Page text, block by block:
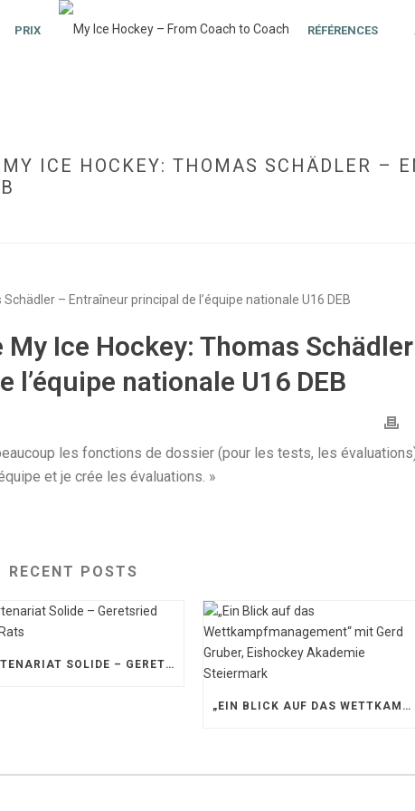
PRIX RÉFÉRENCES
ICE HOCKEY: THOMAS SCHÄDLER –
Ice Hockey: Thomas Schädler
nationale U16 DEB
les fonctions de dossier (pour les tests, les
et je crée les évaluations. »
RECENT POSTS
PARTENARIAT SOLIDE – GERETSRIED RIVER RATS
„EIN BLICK AUF DAS WETTKAMPFMANAGEMENT“ MIT GERD GRUBER, EISHOCKEY AKADEMIE STEIERMARK